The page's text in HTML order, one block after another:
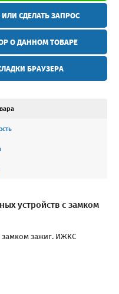
СДЕЛАТЬ ЗАПРОС
О ДАННОМ ТОВАРЕ
БРАУЗЕРА
устройств с замком
замком зажиг. ИЖКС